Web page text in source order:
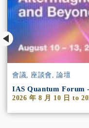
會議, 座談會, 論壇
IAS Quantum Forum
2026 年 8 月 10 日 to